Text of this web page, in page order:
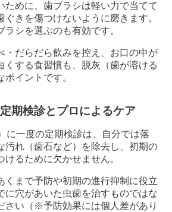
ために、歯ブラシは軽い力で当てて
ぐきを傷つけないように磨きます。
シを選ぶのも有効です。
・だらだら飲みを控え、お口の中が
くする食習慣も、脱灰（歯が溶ける
イントです。
期検診とプロによるケア
に一度の定期検診は、自分では落
汚れ（歯石など）を除去し、初期の
るために欠かせません。
くまで予防や初期の進行抑制に役立
に穴があいた虫歯を治すものではな
さい（※予防効果には個人差があり